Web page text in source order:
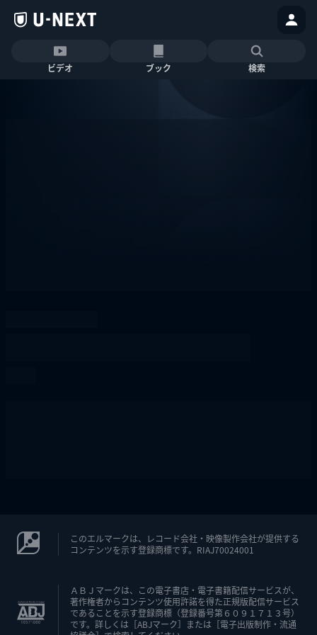
ビデオ ブック 検索
このエルマークは、レコード会社・映像製作会社が提供する
コンテンツを示す登録商標です。RIAJ70024001
ＡＢＪマークは、この電子書店・電子書籍配信サービスが、
著作権者からコンテンツ使用許諾を得た正規版配信サービス
であることを示す登録商標（登録番号第６０９１７１３号）
です。詳しくは［ABJマーク］または［電子出版制作・流通